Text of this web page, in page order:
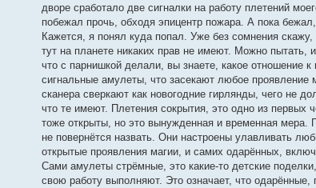
дворе сработало две сигналки на работу плетений
побежал прочь, обходя эпицентр пожара. А пока
Кажется, я понял куда попал. Уже без сомнения
тут на планете никаких прав не имеют. Можно
что с парнишкой делали, вы знаете, какое отношение
сигнальные амулеты, что засекают любое проявление
сканера сверкают как новогодние гирлянды, чего не
что те имеют. Плетения сокрытия, это одно из
тоже открыты, но это вынужденная и временная мера.
не повернётся назвать. Они настроены улавливать
открытые проявления магии, и самих одарённых,
Сами амулеты стрёмные, это какие-то детские
свою работу выполняют. Это означает, что